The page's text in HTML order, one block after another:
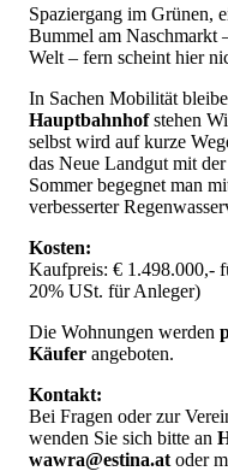
Spaziergang im Grünen,
Bummel am Naschmarkt
Welt – fern scheint hier
In Sachen Mobilität
Hauptbahnhofstehen
selbst wird auf kurze
das Neue Landgut mit
Sommer begegnet man
verbesserter
Kosten:
Kaufpreis: € 1.498.000,-
20% USt. für Anleger)
Die Wohnungen werden
Käufer angeboten.
Kontakt:
Bei Fragen oder zur
wenden Sie sich bitte an
wawra@estina.at oder